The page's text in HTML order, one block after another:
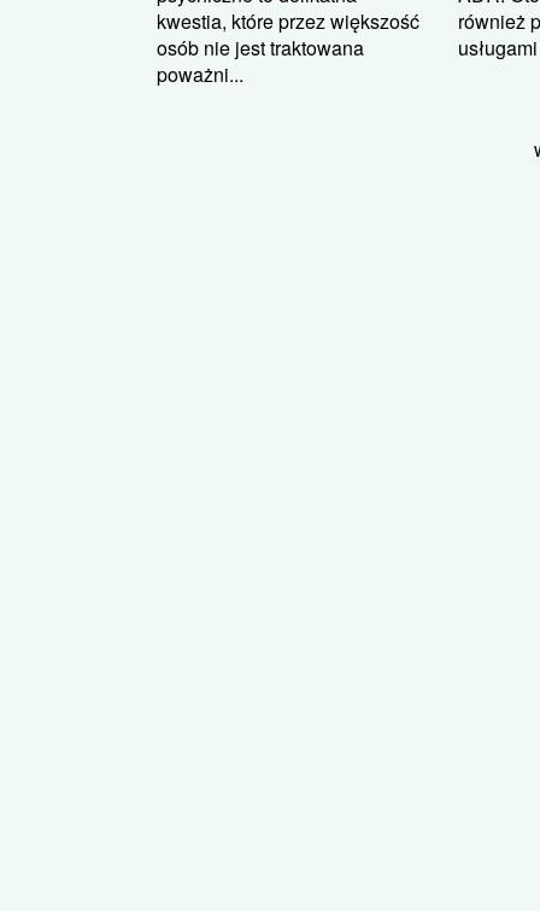
kwestia, które przez większość
osób nie jest traktowana
poważni...
również